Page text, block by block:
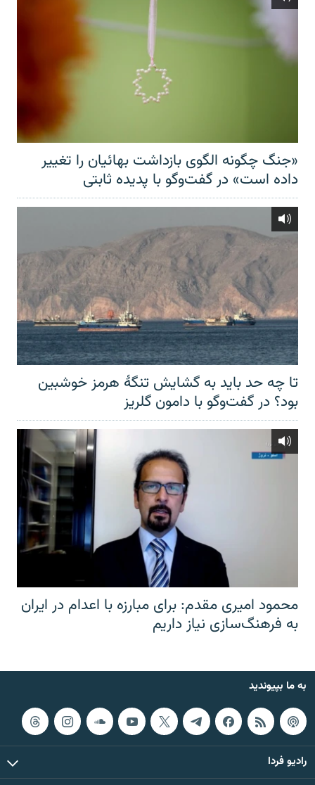
«جنگ چگونه الگوی بازداشت بهائیان را تغییر
داده است» در گفت‌وگو با پدیده ثابتی
تا چه حد باید به گشایش تنگهٔ هرمز خوشبین
بود؟ در گفت‌وگو با دامون گلریز
محمود امیری مقدم: برای مبارزه با اعدام در ایران
به فرهنگ‌سازی نیاز داریم
به ما بپیوندید
رادیو فردا